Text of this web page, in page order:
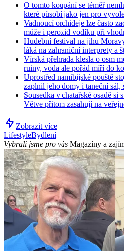
O tomto koupání se téměř
které působí jako jen pro
Vadnoucí orchideje lze často
může i peroxid vodíku při
Hudební festival na jihu
láká na zahraniční interprety a
Vírská přehrada klesla o osm
ruiny, voda ale pořád míří do
Uprostřed namibijské pouště
zaplnil jeho domy i taneční sál,
Sousedka v chatařské osadě si
Větve přitom zasahují na
Zobrazit více
LifestyleBydlení
Vybrali jsme pro vás Magazíny a